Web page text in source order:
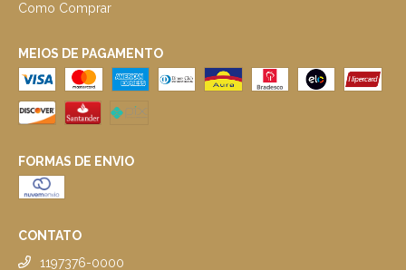
Como Comprar
MEIOS DE PAGAMENTO
FORMAS DE ENVIO
CONTATO
1197376-0000